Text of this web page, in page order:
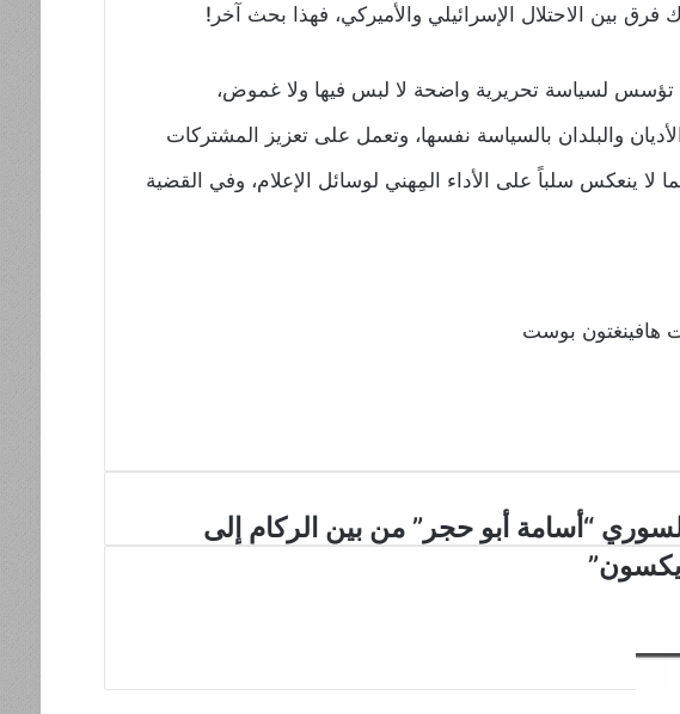
فرق بين الاحتلال الإسرائيلي والأميركي، فهذا بحث آخر!
تؤسس لسياسة تحريرية واضحة لا لبس فيها ولا غموض،
والبلدان بالسياسة نفسها، وتعمل على تعزيز المشتركات
لا ينعكس سلباً على الأداء المِهني لوسائل الإعلام، وفي القضية
هافينغتون بوست
“أسامة أبو حجر” من بين الركام إلى